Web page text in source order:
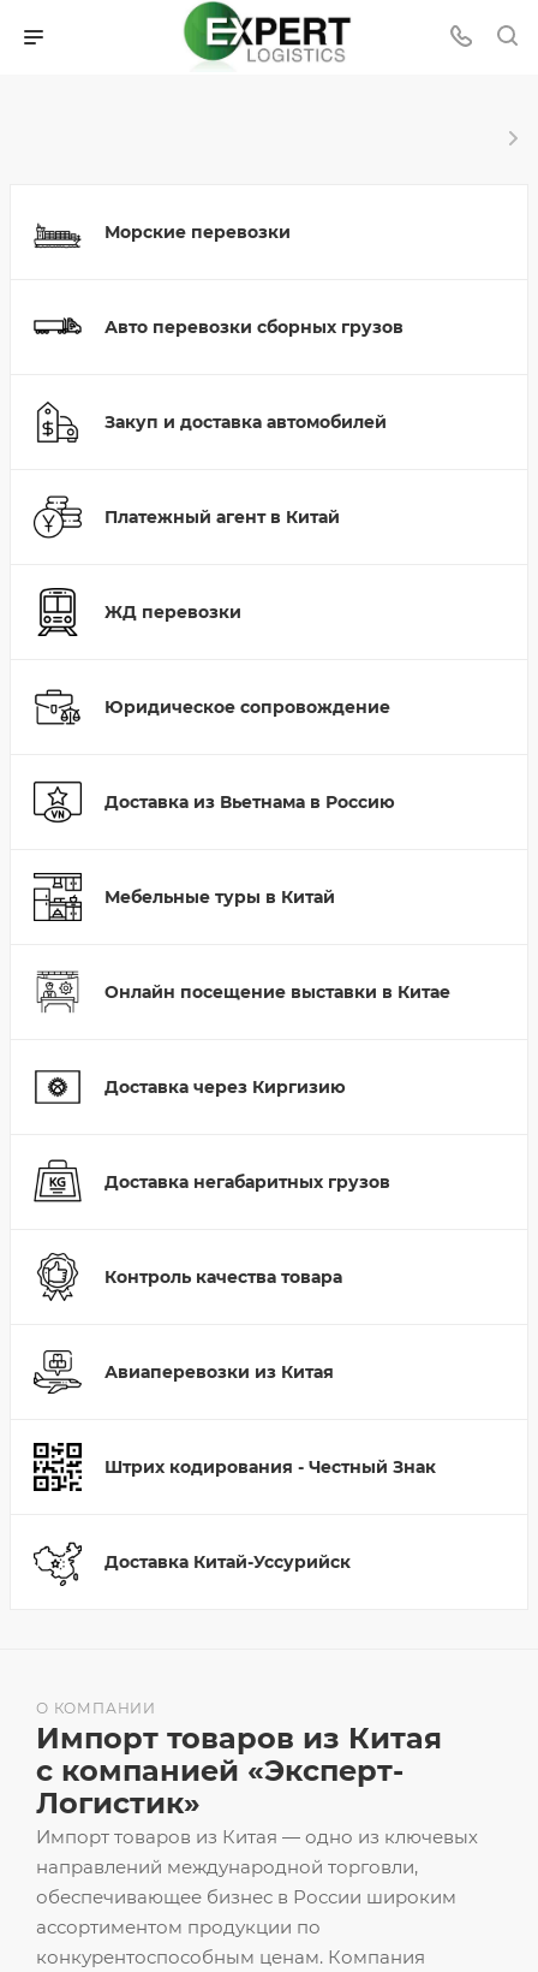
Морские перевозки
Авто перевозки сборных грузов
Закуп и доставка автомобилей
Платежный агент в Китай
ЖД перевозки
Юридическое сопровождение
Доставка из Вьетнама в Россию
Мебельные туры в Китай
Онлайн посещение выставки в Китае
Доставка через Киргизию
Доставка негабаритных грузов
Контроль качества товара
Авиаперевозки из Китая
Штрих кодирования - Честный Знак
Доставка Китай-Уссурийск
Импорт товаров из Китая — одно из ключевых
направлений международной торговли,
обеспечивающее бизнес в России широким
ассортиментом продукции по
конкурентоспособным ценам. Компания
О КОМПАНИИ
Импорт товаров из Китая
с компанией «Эксперт-
Логистик»